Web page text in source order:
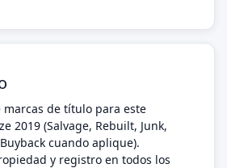
marcas de título para este
2019 (Salvage, Rebuilt, Junk,
cuando aplique).
y registro en todos los